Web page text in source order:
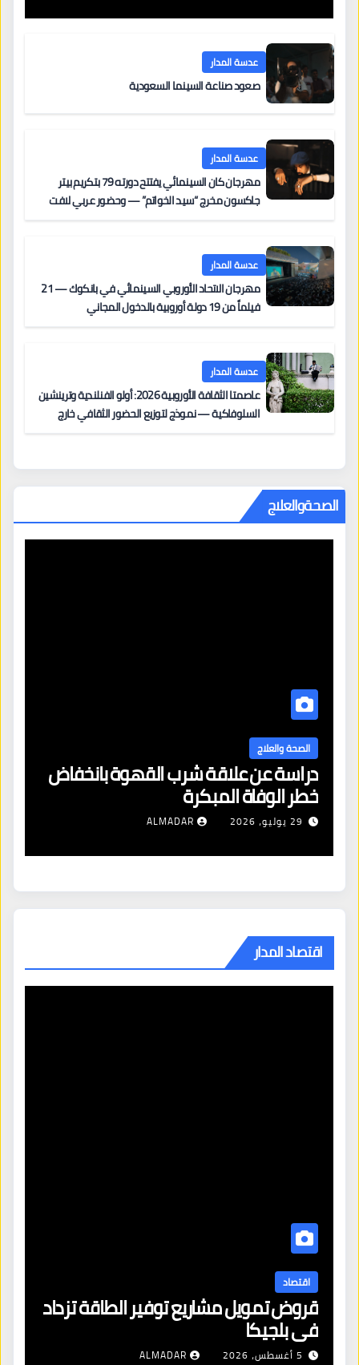
عدسة المدار
صعود صناعة السينما السعودية
عدسة المدار
مهرجان كان السينمائي يفتتح دورته 79 بتكريم بيتر
جاكسون مخرج “سيد الخواتم” — وحضور عربي لافت
عدسة المدار
مهرجان الاتحاد الأوروبي السينمائي في بانكوك — 21
فيلماً من 19 دولة أوروبية بالدخول المجاني
عدسة المدار
عاصمتا الثقافة الأوروبية 2026: أولو الفنلندية وترينشين
السلوفاكية — نموذج لتوزيع الحضور الثقافي خارج
الصحةوالعلاج
الصحة والعلاج
دراسة عن علاقة شرب القهوة بانخفاض
خطر الوفاة المبكرة
29 يوليو، 2026 ALMADAR
اقتصاد المدار
اقتصاد
قروض تمويل مشاريع توفير الطاقة تزداد
في بلجيكا
5 أغسطس، 2026 ALMADAR